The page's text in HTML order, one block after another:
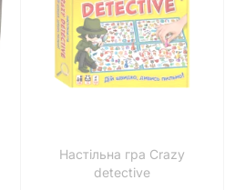
Настільна гра Crazy
detective